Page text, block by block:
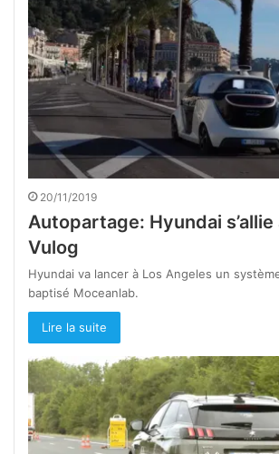
20/11/2019
Autopartage: Hyundai s’allie
Vulog
Hyundai va lancer à Los Angeles un
baptisé Moceanlab.
Lire la suite